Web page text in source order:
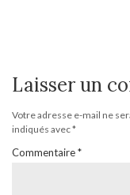
Laisser un
Votre adresse e-mail ne
indiqués avec*
Commentaire*